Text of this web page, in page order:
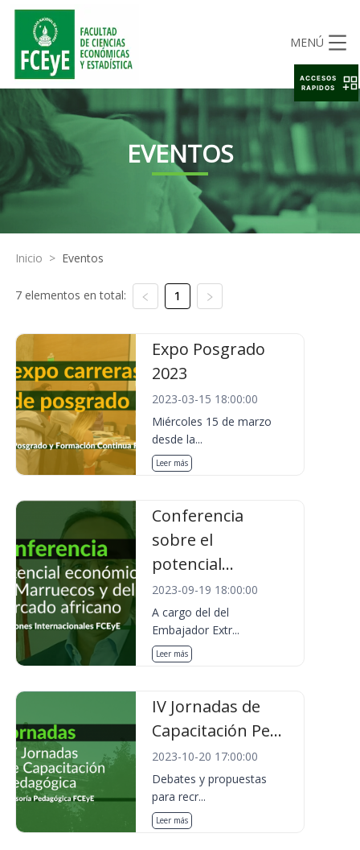
MENÚ
EVENTOS
Inicio > Eventos
7 elementos en total: 1
Expo Posgrado
2023
2023-03-15 18:00:00
Miércoles 15 de marzo
desde la...
Leer más
Conferencia
sobre el
potencial...
2023-09-19 18:00:00
A cargo del del
Embajador Extr...
Leer más
IV Jornadas de
Capacitación Pe...
2023-10-20 17:00:00
Debates y propuestas
para recr...
Leer más
ACCESOS
RAPIDOS